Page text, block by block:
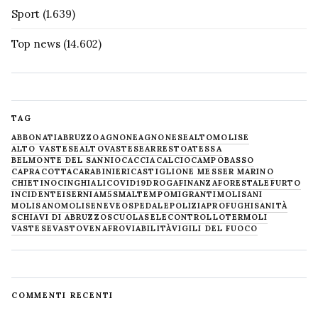
Sport (1.639)
Top news (14.602)
TAG
ABBONATIABRUZZOAGNONEAGNONESEALTOMOLISE
ALTO VASTESEALTOVASTESEARRESTOATESSA
BELMONTE DEL SANNIOCACCIACALCIOCAMPOBASSO
CAPRACOTTACARABINIERICASTIGLIONE MESSER MARINO
CHIETINOCINGHIALICOVID19DROGAFINANZAFORESTALE FURTO
INCIDENTEISERNIAM5SMALTEMPOMIGRANTIMOLISANI
MOLISANOMOLISENEVE OSPEDALEPOLIZIAPROFUGHISANITÀ
SCHIAVI DI ABRUZZOSCUOLASELECONTROLLOTERMOLI
VASTESEVASTOVENAFROVIABILITÀVIGILI DEL FUOCO
COMMENTI RECENTI